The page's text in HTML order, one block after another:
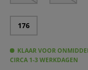
176
KLAAR VOOR
CIRCA 1-3 WERKDAGEN